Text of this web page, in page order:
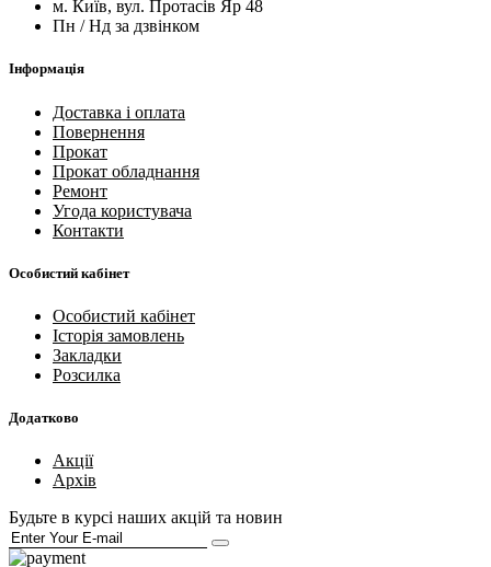
м. Київ, вул. Протасів Яр 48
Пн / Нд за дзвінком
Інформація
Доставка і оплата
Повернення
Прокат
Прокат обладнання
Ремонт
Угода користувача
Контакти
Особистий кабінет
Особистий кабінет
Історія замовлень
Закладки
Розсилка
Додатково
Акції
Архів
Будьте в курсі наших акцій та новин